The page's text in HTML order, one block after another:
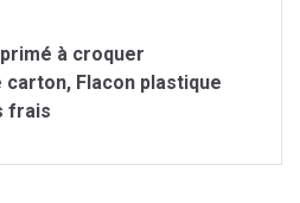
à croquer
carton, Flacon plastique
frais